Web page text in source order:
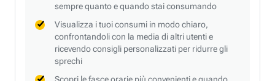
sempre quanto e quando stai consumando
Visualizza i tuoi consumi in modo chiaro,
confrontandoli con la media di altri utenti e
ricevendo consigli personalizzati per ridurre gli
sprechi
Scopri le fasce orarie più convenienti e quando